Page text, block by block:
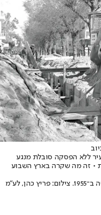
ללא הפסקה סובלת מנגע
• זה מה שקרה בארץ השבוע
לע"מ